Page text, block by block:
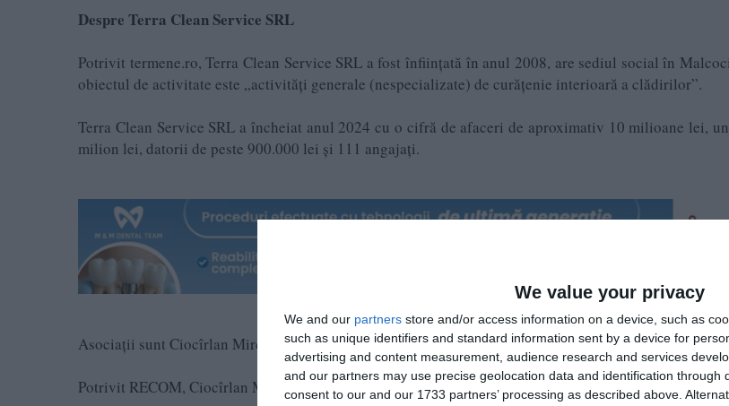
We value your privacy
We and our partners store and/or access information on a device, such as
such as unique identifiers and standard information sent by a device for
advertising and content measurement, audience research and services
and our partners may use precise geolocation data and identification through
consent to our and our 1733 partners’ processing as described above.
Despre Terra Clean Service SRL
Potrivit termene.ro, Terra Clean Service SRL a fost înființată în anul 2008, are sediul social în
obiectul de activitate este „activități generale (nespecializate) de curățenie interioară a clădirilor”.
Terra Clean Service SRL a încheiat anul 2024 cu o cifră de afaceri de aproximativ 10 milioane lei,
milion lei, datorii de peste 900.000 lei și 111 angajați.
Asociații sunt Ciocîrlan Mircea și Ciocîrlan Anamaria, cu 50% fiecare. Tot ei sunt și administratori.
Potrivit RECOM, Ciocîrlan Mircea apare și în firmele: Safe Service SRL și Terra Service SRL.